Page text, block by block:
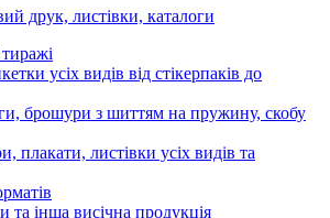
друк, листівки, каталоги
усіх видів від стікерпаків до
брошури з шиттям на пружину, скобу
плакати, листівки усіх видів та
та інша висічна продукція